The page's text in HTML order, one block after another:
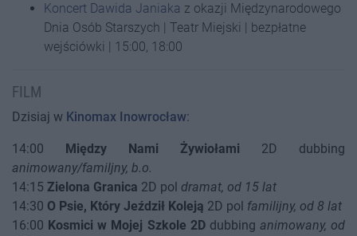
Koncert Dawida Janiaka z okazji Międzynarodowego
Dnia Osób Starszych | Teatr Miejski | bezpłatne
wejściówki | 15:00, 18:00
FILM
Dzisiaj w Kinomax Inowrocław:
14:00 Między Nami Żywiołami 2D dubbing
animowany/familjny, b.o.
14:15 Zielona Granica 2D pol dramat, od 15 lat
14:30 O Psie, Który Jeździł Koleją 2D pol familijny, od 8 lat
16:00 Kosmici w Mojej Szkole 2Ddubbing animowany, od